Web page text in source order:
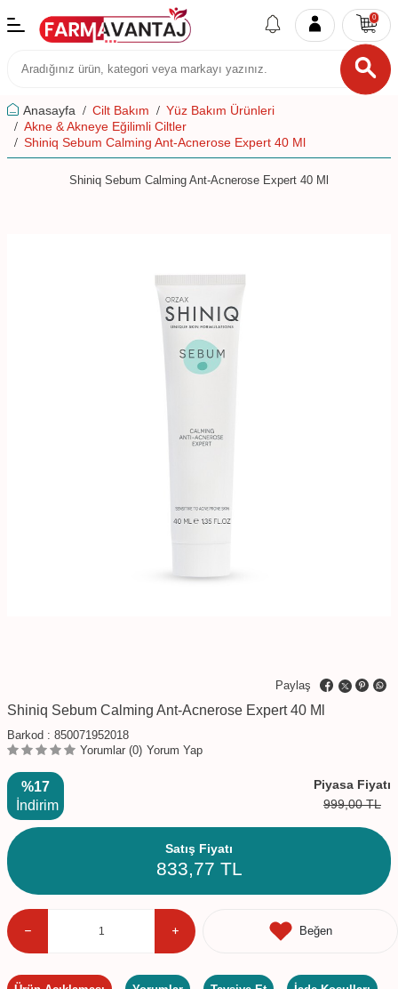
0
Anasayfa Cilt Bakım
Yüz Bakım Ürünleri
Akne & Akneye Eğilimli Ciltler
Shiniq Sebum Calming Ant-Acnerose Expert 40 Ml
Shiniq Sebum Calming Ant-Acnerose Expert 40 Ml
Paylaş
Shiniq Sebum Calming Ant-Acnerose Expert 40 Ml
Barkod : 850071952018
Yorumlar (0) Yorum Yap
%17
İndirim
Piyasa Fiyatı
999,00TL
Satış Fiyatı
833,77 TL
Beğen